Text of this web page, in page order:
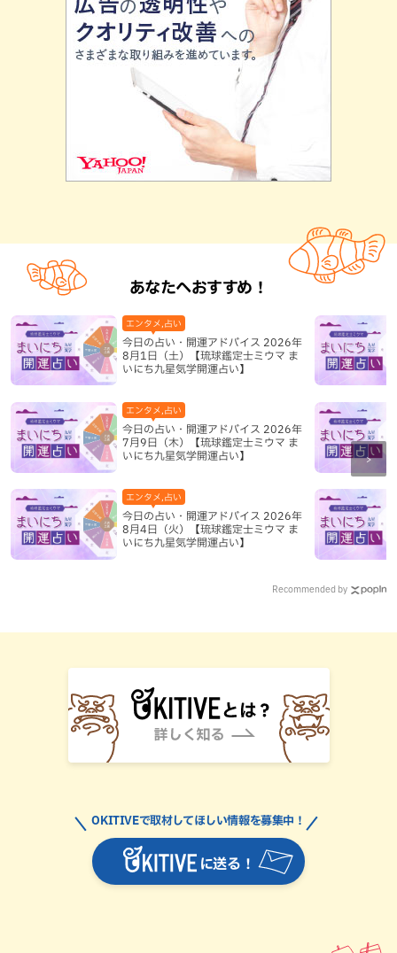
あなたへおすすめ！
今日の占い・開運アドバイス 2026年
8月1日（土）【琉球鑑定士ミウマ ま
いにち九星気学開運占い】
エンタメ,占い
今日の占い・開運アドバイス 2026年
7月9日（木）【琉球鑑定士ミウマ ま
いにち九星気学開運占い】
エンタメ,占い
今日の占い・開運アドバイス 2026年
8月4日（火）【琉球鑑定士ミウマ ま
いにち九星気学開運占い】
エンタメ,占い
Recommended by
に送る！
OKITIVEで取材してほしい情報を募集中！